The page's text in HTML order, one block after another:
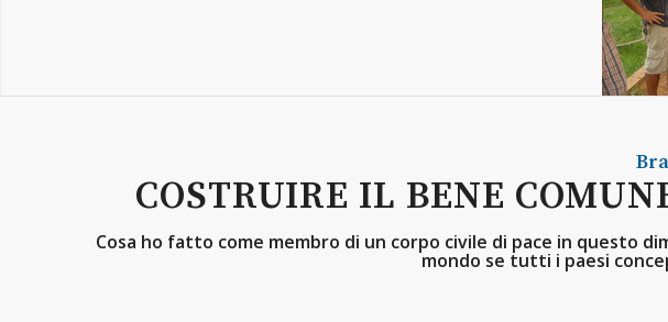
COSTRUIRE IL BENE
Cosa ho fatto come membro di un corpo civile di pace in questo
mondo se tutti i paesi